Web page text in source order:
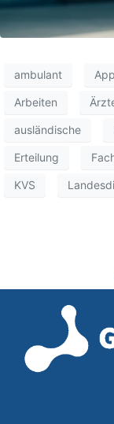
ambulant
Arbeiten
ausländische
Erteilung
KVS